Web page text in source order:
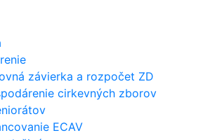
závierka a rozpočet ZD
cirkevných zborov
ECAV